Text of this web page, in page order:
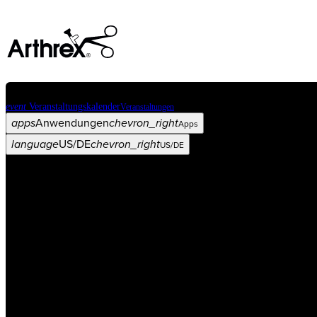
event VeranstaltungskalenderVeranstaltungen
appsAnwendungenchevron_rightApps
languageUS/DEchevron_rightUS/DE